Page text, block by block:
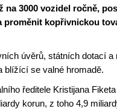
na 3000 vozidel ročně,
kopřivnickou
úvěrů, státních dotací a
blížící se valné hromadě.
ředitele Kristijana
korun, z toho 4,9